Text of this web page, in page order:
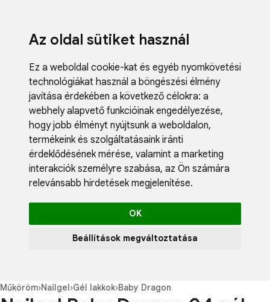
Az oldal sütiket használ
Ez a weboldal cookie-kat és egyéb nyomkövetési
technológiákat használ a böngészési élmény
javítása érdekében a következő célokra: a
webhely alapvető funkcióinak engedélyezése,
hogy jobb élményt nyújtsunk a weboldalon,
termékeink és szolgáltatásaink iránti
érdeklődésének mérése, valamint a marketing
interakciók személyre szabása, az Ön számára
relevánsabb hirdetések megjelenítése.
OK
Beállítások megváltoztatása
Blog
Műköröm›Nailgel›Gél lakkok›Baby Dragon